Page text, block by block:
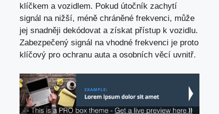
klíčkem a vozidlem. Pokud útočník zachytí
signál na nižší, méně chráněné frekvenci, může
jej snadněji dekódovat a získat přístup k vozidlu.
Zabezpečený signál na vhodné frekvenci je proto
klíčový pro ochranu auta a osobních věcí uvnitř.